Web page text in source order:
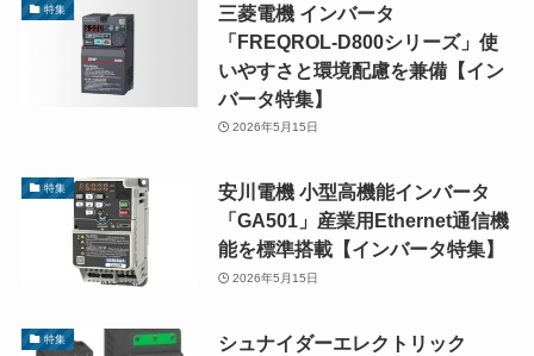
特集
三菱電機 インバータ
「FREQROL-D800シリーズ」使
いやすさと環境配慮を兼備【イン
バータ特集】
2026年5月15日
特集
安川電機 小型高機能インバータ
「GA501」産業用Ethernet通信機
能を標準搭載【インバータ特集】
2026年5月15日
特集
シュナイダーエレクトリック